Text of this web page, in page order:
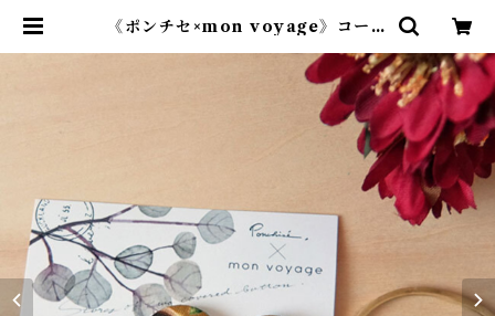
《ポンチセ×mon voyage》コーヒ